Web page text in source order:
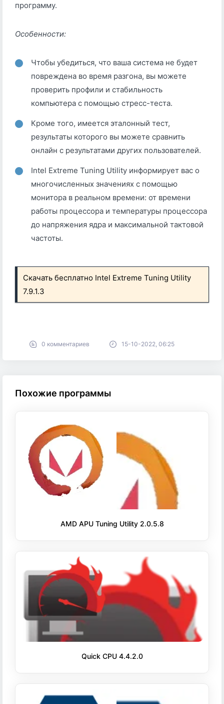
программу.
Особенности:
Чтобы убедиться, что ваша система не будет
повреждена во время разгона, вы можете
проверить профили и стабильность
компьютера с помощью стресс-теста.
Кроме того, имеется эталонный тест,
результаты которого вы можете сравнить
онлайн с результатами других пользователей.
Intel Extreme Tuning Utility информирует вас о
многочисленных значениях с помощью
монитора в реальном времени: от времени
работы процессора и температуры процессора
до напряжения ядра и максимальной тактовой
частоты.
Скачать бесплатно Intel Extreme Tuning Utility
7.9.1.3
0 комментариев 15-10-2022, 06:25
Похожие программы
AMD APU Tuning Utility 2.0.5.8
Quick CPU 4.4.2.0